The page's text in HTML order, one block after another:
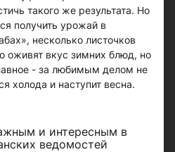
такого же результата. Но
получить урожай в
несколько листочков
оживят вкус зимних блюд, но
- за любимым делом не
холода и наступит весна.
и интересным в
ведомостей